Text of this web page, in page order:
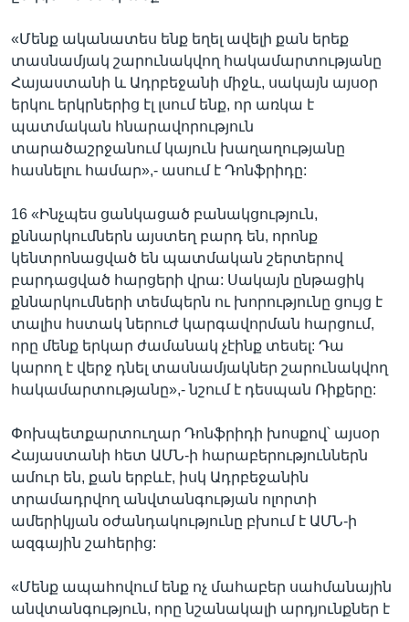
«Մենք ականատես ենք եղել ավելի քան երեք
տասնամյակ շարունակվող հակամարտությանը
Հայաստանի և Ադրբեջանի միջև, սակայն այսօր
երկու երկրներից էլ լսում ենք, որ առկա է
պատմական հնարավորություն
տարածաշրջանում կայուն խաղաղությանը
հասնելու համար»,- ասում է Դոնֆրիդը:
16 «Ինչպես ցանկացած բանակցություն,
քննարկումներն այստեղ բարդ են, որոնք
կենտրոնացված են պատմական շերտերով
բարդացված հարցերի վրա: Սակայն ընթացիկ
քննարկումների տեմպերն ու խորությունը ցույց է
տալիս հստակ ներուժ կարգավորման հարցում,
որը մենք երկար ժամանակ չէինք տեսել: Դա
կարող է վերջ դնել տասնամյակներ շարունակվող
հակամարտությանը»,- նշում է դեսպան Ռիքերը:
Փոխպետքարտուղար Դոնֆրիդի խոսքով՝ այսօր
Հայաստանի հետ ԱՄՆ-ի հարաբերություններն
ամուր են, քան երբևէ, իսկ Ադրբեջանին
տրամադրվող անվտանգության ոլորտի
ամերիկյան օժանդակությունը բխում է ԱՄՆ-ի
ազգային շահերից:
«Մենք ապահովում ենք ոչ մահաբեր սահմանային
անվտանգություն, որը նշանակալի արդյունքներ է